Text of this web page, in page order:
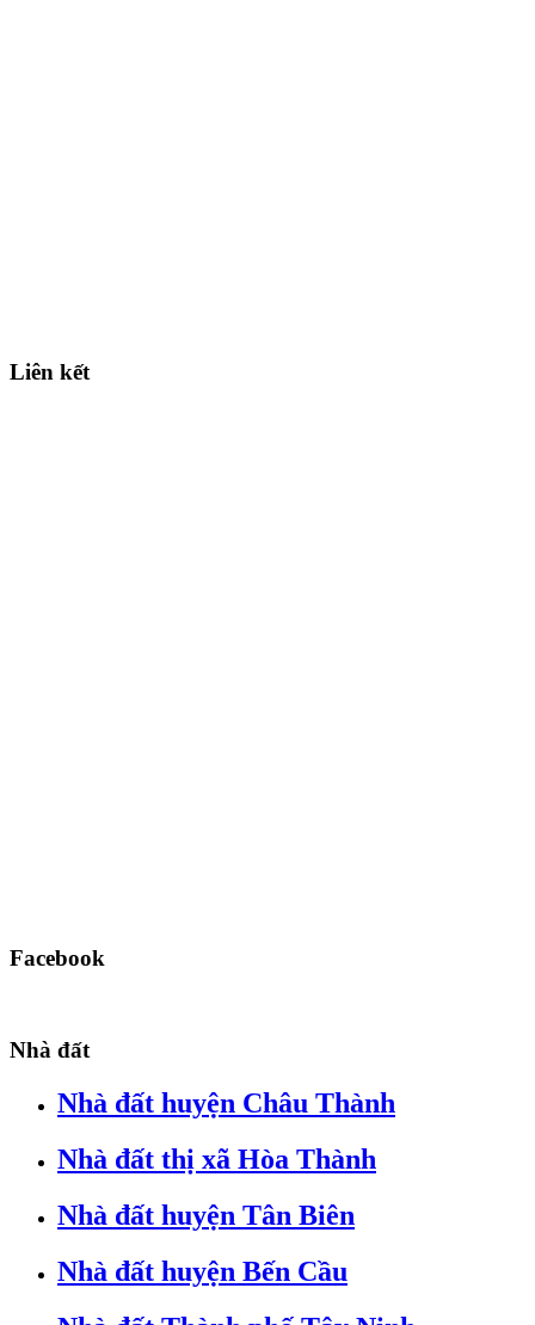
Liên kết
Facebook
Nhà đất
Nhà đất huyện Châu Thành
Nhà đất thị xã Hòa Thành
Nhà đất huyện Tân Biên
Nhà đất huyện Bến Cầu